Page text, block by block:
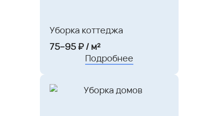
Уборка коттеджа
75–95 ₽ / м²
Подробнее